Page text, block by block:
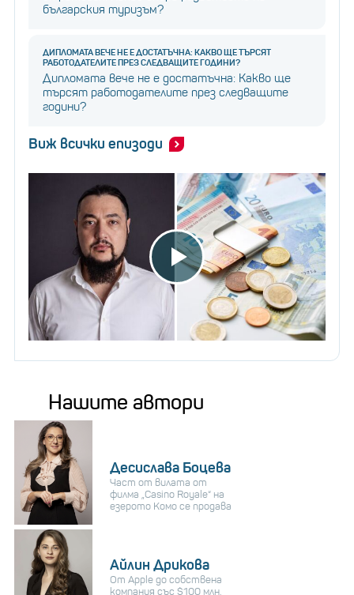
българския туризъм?
ДИПЛОМАТА ВЕЧЕ НЕ Е ДОСТАТЪЧНА: КАКВО ЩЕ ТЪРСЯТ
РАБОТОДАТЕЛИТЕ ПРЕЗ СЛЕДВАЩИТЕ ГОДИНИ?
Дипломата вече не е достатъчна: Какво ще
търсят работодателите през следващите
години?
Виж всички епизоди
Нашите автори
Десислава Боцева
Част от вилата от
филма „Casino Royale“ на
езерото Комо се продава
Айлин Дрикова
От Apple до собствена
компания със $100 млн.